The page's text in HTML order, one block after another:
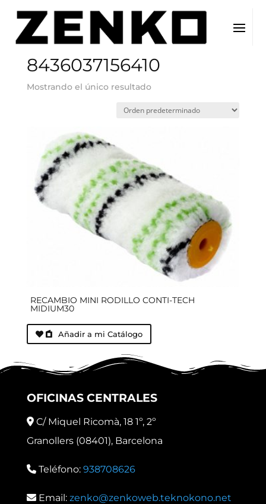
Inicio / EAN del producto / 8436037156410
8436037156410
Mostrando el único resultado
RECAMBIO MINI RODILLO CONTI-TECH
MIDIUM30
Añadir a mi Catálogo
OFICINAS CENTRALES
C/ Miquel Ricomà, 18 1º, 2º
Granollers (08401), Barcelona
Teléfono: 938708626
Email: zenko@zenkoweb.teknokono.net